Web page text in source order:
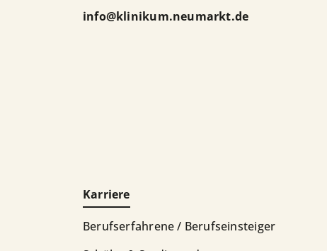
info@klinikum.neumarkt.de
Karriere
Berufserfahrene / Berufseinsteiger